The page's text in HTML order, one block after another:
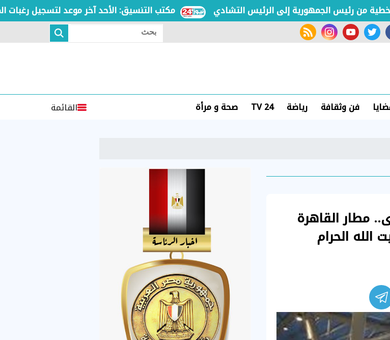
مكتب التنسيق: الأحد آخر موعد لتسجيل رغبات من رئيس الجمهورية إلى الرئيس التشادي
twitter
youtube
instagram
rss feed
بحث
فن وثقافة رياضة TV 24 صحة و مرأة القائمة
مطار القاهرة
الحرام